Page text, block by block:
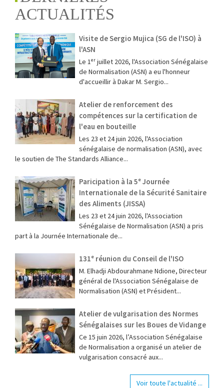
ACTUALITÉS
Visite de Sergio Mujica (SG de l'ISO) à
l'ASN
Le 1ᵉʳ juillet 2026, l'Association Sénégalaise
de Normalisation (ASN) a eu l'honneur
d'accueillir à Dakar M. Sergio...
Atelier de renforcement des
compétences sur la certification de
l'eau en bouteille
Les 23 et 24 juin 2026, l'Association
sénégalaise de normalisation (ASN), avec
le soutien de The Standards Alliance...
Paricipation à la 5ᵉ Journée
Internationale de la Sécurité Sanitaire
des Aliments (JISSA)
‎Les 23 et 24 juin 2026, l'Association
Sénégalaise de Normalisation (ASN) a pris
part à la Journée Internationale de...
131ᵉ réunion du Conseil de l'ISO
M. Elhadji Abdourahmane Ndione, Directeur
général de l'Association Sénégalaise de
Normalisation (ASN) et Président...
Atelier de vulgarisation des Normes
Sénégalaises sur les Boues de Vidange
Ce 15 juin 2026, l’Association Sénégalaise
de Normalisation a organisé un atelier de
vulgarisation consacré aux...
Voir toute l'actualité ...